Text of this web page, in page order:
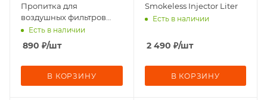
Пропитка для
воздушных фильтров
400мл аэр
Есть в наличии
890 ₽/шт
В КОРЗИНУ
Smokeless Injector Liter
Есть в наличии
2 490 ₽/шт
В КОРЗИНУ